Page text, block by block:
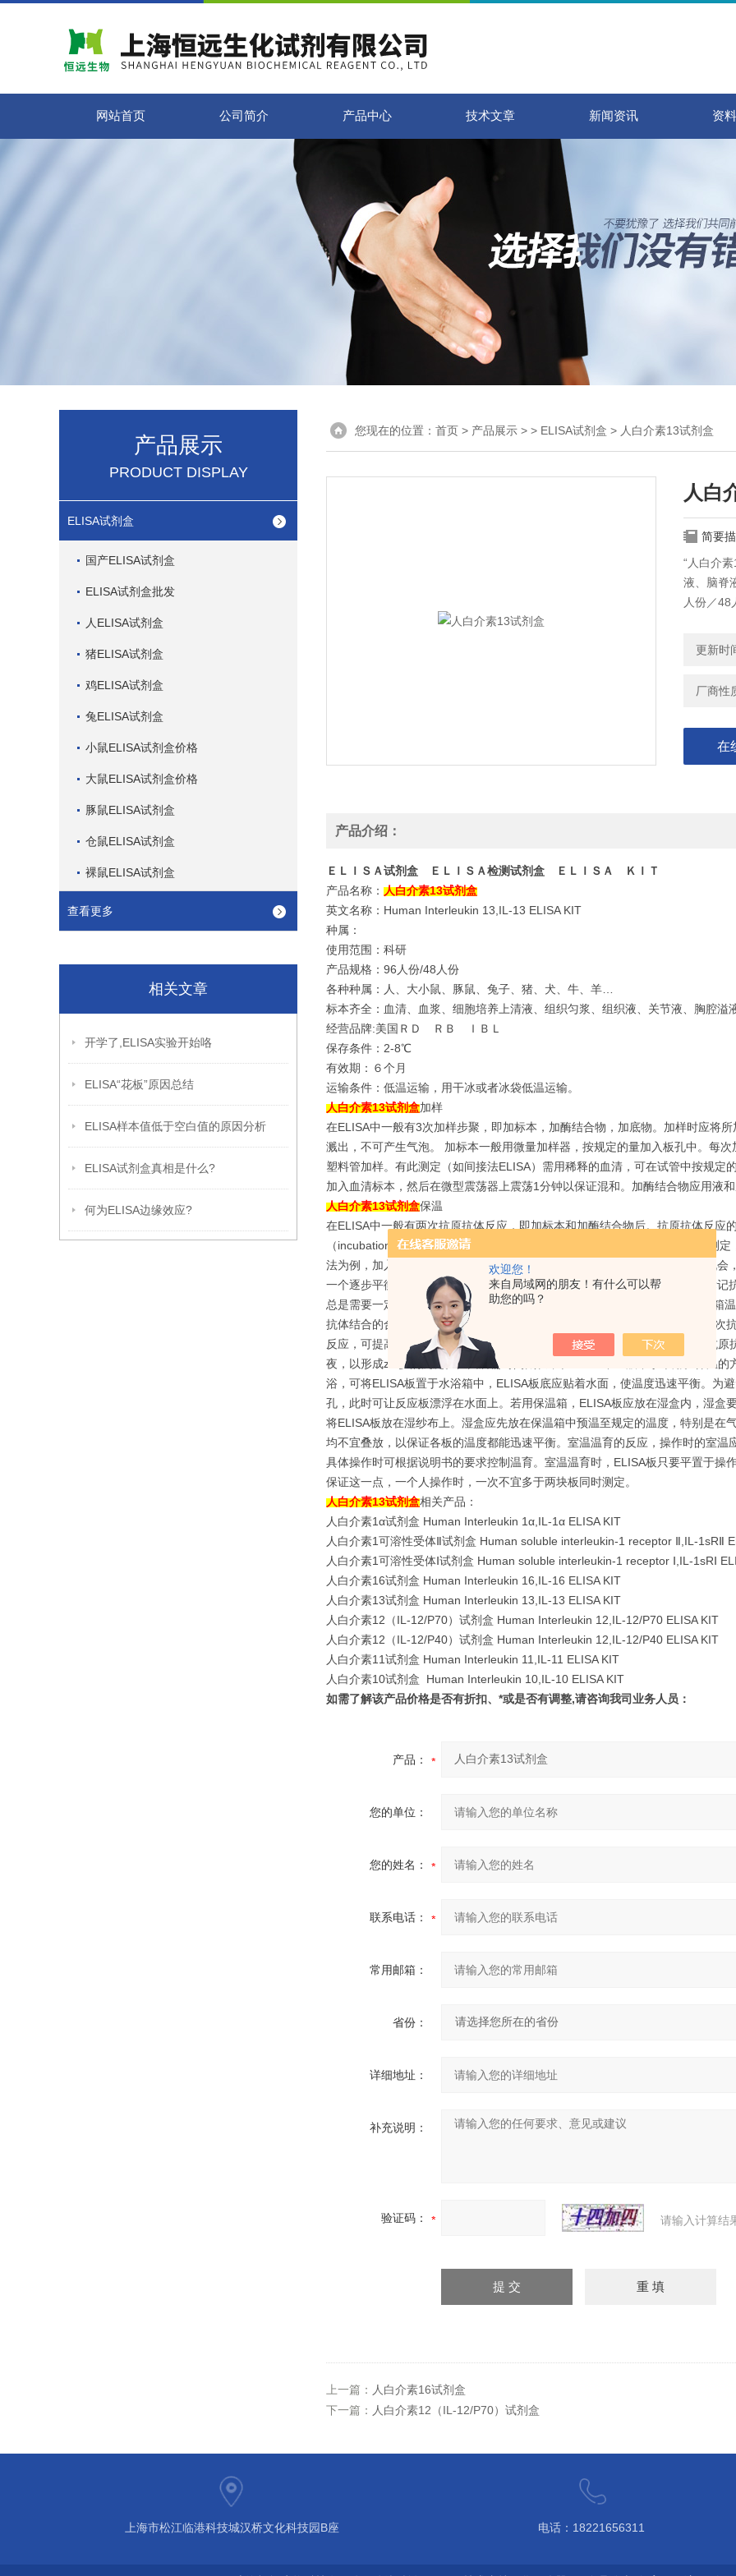
欢迎您！
来自局域网的朋友！有什么可以帮
助您的吗？
网站首页 公司简介 产品中心 技术文章 新闻资讯 资
产品展示
PRODUCT DISPLAY
ELISA试剂盒
国产ELISA试剂盒
ELISA试剂盒批发
人ELISA试剂盒
猪ELISA试剂盒
鸡ELISA试剂盒
兔ELISA试剂盒
小鼠ELISA试剂盒价格
大鼠ELISA试剂盒价格
豚鼠ELISA试剂盒
仓鼠ELISA试剂盒
裸鼠ELISA试剂盒
查看更多
相关文章
开学了,ELISA实验开始咯
ELISA“花板”原因总结
ELISA样本值低于空白值的原因分析
ELISA试剂盒真相是什么?
何为ELISA边缘效应?
您现在的位置： 首页 > 产品展示 > > ELISA试剂盒 > 人白介素13试剂盒
人白
简要描
“人白介
液、脑脊
人份／48
更新时
厂商性
在
产品介绍：
ＥＬＩＳＡ试剂盒 ＥＬＩＳＡ检测试剂盒 ＥＬＩＳＡ ＫＩＴ
产品名称： 人白介素13试剂盒
英文名称：Human Interleukin 13,IL-13 ELISA KIT
种属：
使用范围：科研
产品规格：96人份/48人份
各种种属：人、大小鼠、豚鼠、兔子、猪、犬、牛、羊…
标本齐全：血清、血浆、细胞培养上清液、组织匀浆、组织液、关节液、胸腔溢
经营品牌:美国ＲＤ ＲＢ ＩＢＬ
保存条件：2-8℃
有效期：６个月
运输条件：低温运输，用干冰或者冰袋低温运输。
人白介素13试剂盒加样
在ELISA中一般有3次加样步聚，即加标本，加酶结合物，加底物。加样时应将
溅出，不可产生气泡。 加标本一般用微量加样器，按规定的量加入板孔中。每
塑料管加样。有此测定（如间接法ELISA）需用稀释的血清，可在试管中按规定
加入血清标本，然后在微型震荡器上震荡1分钟以保证混和。加酶结合物应用液
人白介素13试剂盒保温
在ELISA中一般有两次抗原抗体反应，即加标本和加酶结合物后。抗原抗体反应
（incubation），有人称之为孵育，在ELISA中似不恰当。ELISA属固相免疫测
法为例，加入板孔中的标本，其中的抗原并不是都有均等的和固相抗结合的机
一个逐步平衡的过程，因此需经扩散才能达到反应的终点。在其后加入的酶标
总是需要一定时间的温育。温育常采用的温度有43℃、37℃、室温和4℃（冰箱
抗体结合的合适温度。在建立ELISA方法作反应动力学研究时，实验表明，两
反应，可提高反应的温度，有些试验在43℃进行，但不宜采用更高的温度。抗
夜，以形成zui多的沉淀。但因所需时间太长，在ELISA中一般不予采用。保温
浴，可将ELISA板置于水浴箱中，ELISA板底应贴着水面，使温度迅速平衡。为
孔，此时可让反应板漂浮在水面上。若用保温箱，ELISA板应放在湿盒内，湿
将ELISA板放在湿纱布上。湿盒应先放在保温箱中预温至规定的温度，特别是在
均不宜叠放，以保证各板的温度都能迅速平衡。室温温育的反应，操作时的室
具体操作时可根据说明书的要求控制温育。室温温育时，ELISA板只要平置于操
保证这一点，一个人操作时，一次不宜多于两块板同时测定。
人白介素13试剂盒相关产品：
人白介素1α试剂盒 Human Interleukin 1α,IL-1α ELISA KIT
人白介素1可溶性受体Ⅱ试剂盒 Human soluble interleukin-1 receptor Ⅱ,IL-1sRⅡ
人白介素1可溶性受体Ⅰ试剂盒 Human soluble interleukin-1 receptor Ⅰ,IL-1sRⅠ
人白介素16试剂盒 Human Interleukin 16,IL-16 ELISA KIT
人白介素13试剂盒 Human Interleukin 13,IL-13 ELISA KIT
人白介素12（IL-12/P70）试剂盒 Human Interleukin 12,IL-12/P70 ELISA KIT
人白介素12（IL-12/P40）试剂盒 Human Interleukin 12,IL-12/P40 ELISA KIT
人白介素11试剂盒 Human Interleukin 11,IL-11 ELISA KIT
人白介素10试剂盒 Human Interleukin 10,IL-10 ELISA KIT
如需了解该产品价格是否有折扣、*或是否有调整,请咨询我司业务人员：
产品：
您的单位：
您的姓名：
联系电话：
常用邮箱：
省份：
详细地址：
补充说明：
验证码： 请输入计算结
上一篇： 人白介素16试剂盒
下一篇： 人白介素12（IL-12/P70）试剂盒
上海市松江临港科技城汉桥文化科技园B座 电话：18221656311